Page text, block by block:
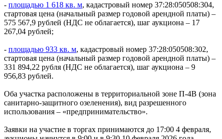
- площадью 1 618 кв. м, кадастровый номер 37:28:050508:304,
стартовая цена (начальный размер годовой арендной платы) –
575 567,9 рублей (НДС не облагается), шаг аукциона – 17
267,04 рублей;
- площадью 933 кв. м, кадастровый номер 37:28:050508:302,
стартовая цена (начальный размер годовой арендной платы) –
331 894,22 рубля (НДС не облагается), шаг аукциона – 9
956,83 рублей.
Оба участка расположены в территориальной зоне П-4В (зона
санитарно-защитного озеленения), вид разрешенного
использования – «предпринимательство».
Заявки на участие в торгах принимаются до 17:00 4 февраля,